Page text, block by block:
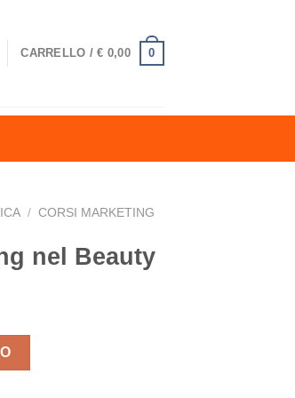
CARRELLO /€ 0,00 0
/ CORSI MARKETING
nel Beauty